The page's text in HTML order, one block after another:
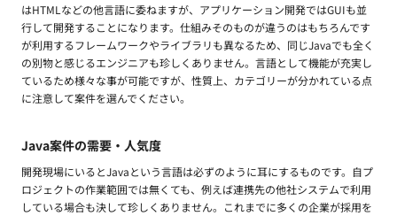
はHTMLなどの他言語に委ねますが、アプリケーション開発ではGUIも並
行して開発することになります。仕組みそのものが違うのはもちろんです
が利用するフレームワークやライブラリも異なるため、同じJavaでも全く
の別物と感じるエンジニアも珍しくありません。言語として機能が充実し
ているため様々な事が可能ですが、性質上、カテゴリーが分かれている点
に注意して案件を選んでください。
Java案件の需要・人気度
開発現場にいるとJavaという言語は必ずのように耳にするものです。自プ
ロジェクトの作業範囲では無くても、例えば連携先の他社システムで利用
している場合も決して珍しくありません。これまでに多くの企業が採用を